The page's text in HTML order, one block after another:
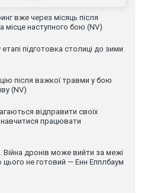
вже через місяць після
місце наступного бою (NV)
підготовка столиці до зими
після важкої травми у бою
(NV)
відправити своїх
працювати
Війна дронів може вийти за межі
цього не готовий — Енн Епплбаум